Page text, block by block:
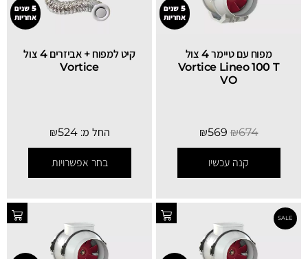
‏מפוח עם טיימר 4 צול
Vortice Lineo 100 T
VO
₪674
₪569
קנה עכשיו
5 שנים
אחריות
קיט למפוח + אביזרים 4 צול
Vortice
החל מ: ₪524
בחר אפשרויות
5 שנים
אחריות